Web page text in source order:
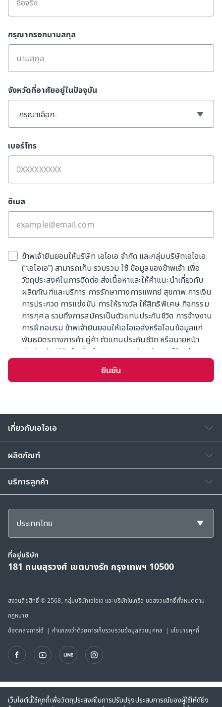
กรุณากรอกนามสกุล
จังหวัดที่อาศัยอยู่ในปัจจุบัน
-กรุณาเลือก-
เบอร์โทร
อีเมล
ข้าพเจ้ายินยอมให้บริษัท เอไอเอ จำกัด และกลุ่มบริษัทเอไอเอ
(“เอไอเอ”) สามารถเก็บ รวบรวม ใช้ ข้อมูลของข้าพเจ้า เพื่อ
วัตถุประสงค์ในการติดต่อ ส่งเนื้อหาและให้คำแนะนำเกี่ยวกับ
ผลิตภัณฑ์และบริการ การรักษาทางการแพทย์ สุขภาพ การเงิน
การประกวด การแข่งขัน การให้รางวัล ให้สิทธิพิเศษ กิจกรรม
การกุศล รวมถึงการสมัครเป็นตัวแทนประกันชีวิต การจ้างงาน
การฝึกอบรม ข้าพเจ้ายินยอมให้เอไอเอส่งหรือโอนข้อมูลแก่
พันธมิตรทางการค้า คู่ค้า ตัวแทนประกันชีวิต หรือนายหน้า
ประกันชีวิต (ถ้ามี) เพื่อดำเนินการตามวัตถุประสงค์ข้างต้น
ความตามกฎหมาย การให้ความยินยอมครั้งนี้มีผลแทนที่การ
วัตถุประสงค์ข้างต้น ท่านสามารถศึกษานโยบายข้อมูลส่วน
เพิ่มเติม หรือ ร้องขอใช้สิทธิตามที่กฎหมายกำหนด ได้ที่เอไอเอ
คอลเซ็นเตอร์ โทร. 1581 หากท่านต้องการติดต่อเจ้าหน้าที่
คุ้มครองข้อมูลส่วนบุคคลของเอไอเอ (DPO) กรุณาติดต่อทาง
อีเมล th.privacy@aia.com หรือติดต่อตามที่อยู่ที่ บริษัท เอ
ไอเอ จำกัด 181 ถนนสุรวงศ์ แขวงสุริยวงศ์ เขตบางรัก
กรุงเทพฯ 10500
ยืนยัน
เกี่ยวกับเอไอเอ
ผลิตภัณฑ์
บริการลูกค้า
ประเทศไทย
ที่อยู่บริษัท
181 ถนนสุรวงศ์ เขตบางรัก กรุงเทพฯ 10500
สงวนลิขสิทธิ์ © 2568, กลุ่มบริษัทเอไอเอ และบริษัทในเครือ ขอสงวนสิทธิ์ทั้งหมดตาม
กฎหมาย
ข้อตกลงการใช้ | คำแถลงว่าด้วยการเก็บรวบรวมข้อมูลส่วนบุคคล | นโยบายคุกกี้
เว็บไซต์นี้ใช้คุกกี้เพื่อวัตถุประสงค์ในการปรับปรุงประสบการณ์ของผู้ใช้ให้ดียิ่ง